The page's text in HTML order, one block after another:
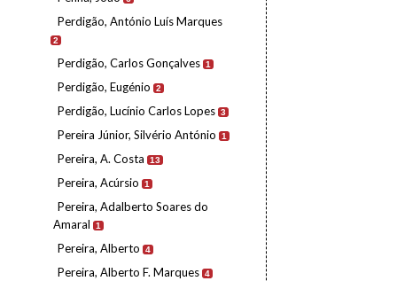
Perdigão, António Luís Marques
2
Perdigão, Carlos Gonçalves 1
Perdigão, Eugénio 2
Perdigão, Lucínio Carlos Lopes 3
Pereira Júnior, Silvério António 1
Pereira, A. Costa 13
Pereira, Acúrsio 1
Pereira, Adalberto Soares do
Amaral
1
Pereira, Alberto 4
Pereira, Alberto F. Marques 4